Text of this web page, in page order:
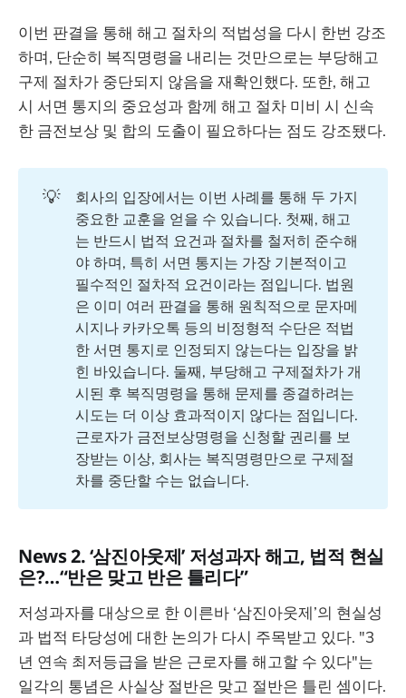
이번 판결을 통해 해고 절차의 적법성을 다시 한번 강조
하며, 단순히 복직명령을 내리는 것만으로는 부당해고
구제 절차가 중단되지 않음을 재확인했다. 또한, 해고
시 서면 통지의 중요성과 함께 해고 절차 미비 시 신속
한 금전보상 및 합의 도출이 필요하다는 점도 강조됐다.
💡
회사의 입장에서는 이번 사례를 통해 두 가지
중요한 교훈을 얻을 수 있습니다. 첫째, 해고
는 반드시 법적 요건과 절차를 철저히 준수해
야 하며, 특히 서면 통지는 가장 기본적이고
필수적인 절차적 요건이라는 점입니다. 법원
은 이미 여러 판결을 통해 원칙적으로 문자메
시지나 카카오톡 등의 비정형적 수단은 적법
한 서면 통지로 인정되지 않는다는 입장을 밝
힌 바있습니다. 둘째, 부당해고 구제절차가 개
시된 후 복직명령을 통해 문제를 종결하려는
시도는 더 이상 효과적이지 않다는 점입니다.
근로자가 금전보상명령을 신청할 권리를 보
장받는 이상, 회사는 복직명령만으로 구제절
차를 중단할 수는 없습니다.
News 2. ‘삼진아웃제’ 저성과자 해고, 법적 현실
은?…“반은 맞고 반은 틀리다”
저성과자를 대상으로 한 이른바 ‘삼진아웃제’의 현실성
과 법적 타당성에 대한 논의가 다시 주목받고 있다. "3
년 연속 최저등급을 받은 근로자를 해고할 수 있다"는
일각의 통념은 사실상 절반은 맞고 절반은 틀린 셈이다.